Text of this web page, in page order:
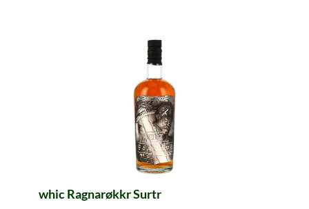
whic Ragnarøkkr Surtr